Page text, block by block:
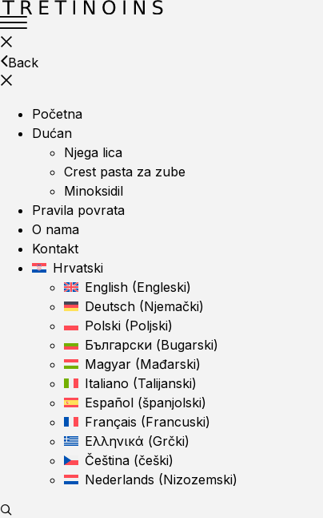
Back
Početna
Dućan
Njega lica
Crest pasta za zube
Minoksidil
Pravila povrata
O nama
Kontakt
Hrvatski
English (Engleski)
Deutsch (Njemački)
Polski (Poljski)
Български (Bugarski)
Magyar (Mađarski)
Italiano (Talijanski)
Español (španjolski)
Français (Francuski)
Ελληνικά (Grčki)
Čeština (češki)
Nederlands (Nizozemski)